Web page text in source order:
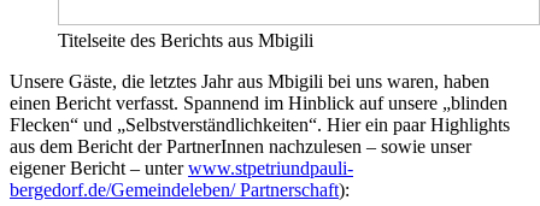
Titelseite des Berichts aus Mbigili
Unsere Gäste, die letztes Jahr aus Mbigili bei uns waren, haben
einen Bericht verfasst. Spannend im Hinblick auf unsere „blinden
Flecken“ und „Selbstverständlichkeiten“. Hier ein paar Highlights
aus dem Bericht der PartnerInnen nachzulesen – sowie unser
eigener Bericht – unterwww.stpetriundpauli-
bergedorf.de/Gemeindeleben/ Partnerschaft):